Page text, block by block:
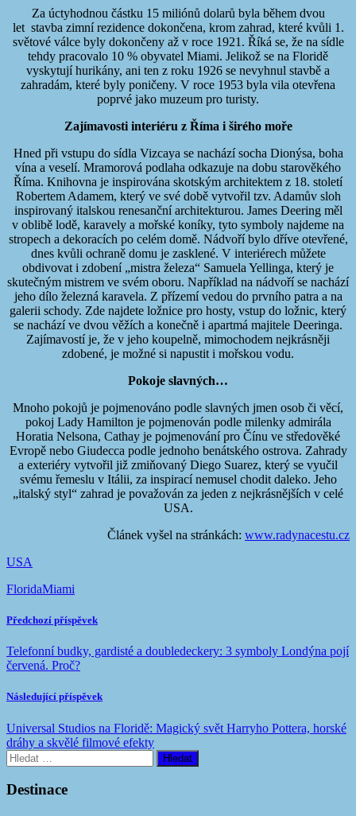
Za úctyhodnou částku 15 miliónů dolarů byla během dvou
let stavba zimní rezidence dokončena, krom zahrad, které kvůli 1.
světové válce byly dokončeny až v roce 1921. Říká se, že na sídle
tehdy pracovalo 10 % obyvatel Miami. Jelikož se na Floridě
vyskytují hurikány, ani ten z roku 1926 se nevyhnul stavbě a
zahradám, které byly poničeny. V roce 1953 byla vila otevřena
poprvé jako muzeum pro turisty.
Zajímavosti interiéru z Říma i širého moře
Hned při vstupu do sídla Vizcaya se nachází socha Dionýsa, boha
vína a veselí. Mramorová podlaha odkazuje na dobu starověkého
Říma. Knihovna je inspirována skotským architektem z 18. století
Robertem Adamem, který ve své době vytvořil tzv. Adamův sloh
inspirovaný italskou renesanční architekturou. James Deering měl
v oblibě lodě, karavely a mořské koníky, tyto symboly najdeme na
stropech a dekoracích po celém domě. Nádvoří bylo dříve otevřené,
dnes kvůli ochraně domu je zasklené. V interiérech můžete
obdivovat i zdobení „mistra železa“ Samuela Yellinga, který je
skutečným mistrem ve svém oboru. Například na nádvoří se nachází
jeho dílo železná karavela. Z přízemí vedou do prvního patra a na
galerii schody. Zde najdete ložnice pro hosty, vstup do ložnic, který
se nachází ve dvou věžích a konečně i apartmá majitele Deeringa.
Zajímavostí je, že v jeho koupelně, mimochodem nejkrásněji
zdobené, je možné si napustit i mořskou vodu.
Pokoje slavných…
Mnoho pokojů je pojmenováno podle slavných jmen osob či věcí,
pokoj Lady Hamilton je pojmenován podle milenky admirála
Horatia Nelsona, Cathay je pojmenování pro Čínu ve středověké
Evropě nebo Giudecca podle jednoho benátského ostrova. Zahrady
a exteriéry vytvořil již zmiňovaný Diego Suarez, který se vyučil
svému řemeslu v Itálii, za inspirací nemusel chodit daleko. Jeho
„italský styl“ zahrad je považován za jeden z nejkrásnějších v celé
USA.
Článek vyšel na stránkách: www.radynacestu.cz
USA
FloridaMiami
Předchozí příspěvek
Telefonní budky, gardisté a doubledeckery: 3 symboly Londýna pojí
červená. Proč?
Následující příspěvek
Universal Studios na Floridě: Magický svět Harryho Pottera, horské
dráhy a skvělé filmové efekty
Vyhledávání
Destinace